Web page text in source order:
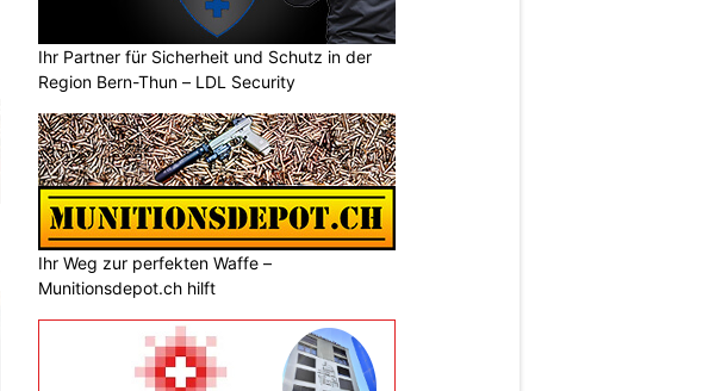
Ihr Partner für Sicherheit und Schutz in der
Region Bern-Thun – LDL Security
Ihr Weg zur perfekten Waffe –
Munitionsdepot.ch hilft